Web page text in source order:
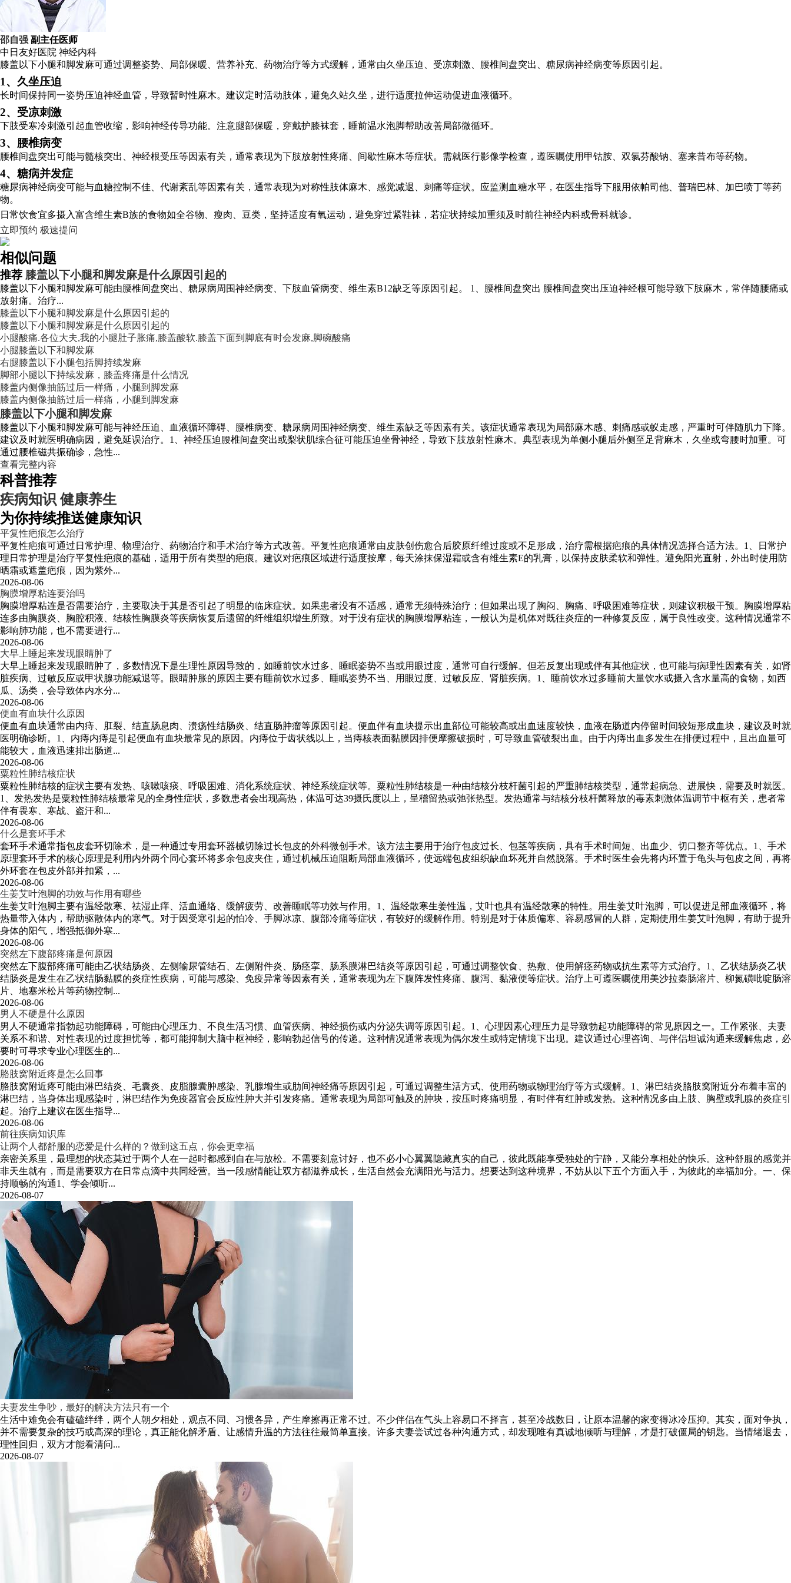
邵自强 副主任医师
中日友好医院 神经内科
膝盖以下小腿和脚发麻可通过调整姿势、局部保暖、营养补充、药物治疗等方式缓解，通常由久坐压迫、受凉刺激、腰椎间盘突出、糖尿病神经病变等原因引起。
1、久坐压迫
长时间保持同一姿势压迫神经血管，导致暂时性麻木。建议定时活动肢体，避免久站久坐，进行适度拉伸运动促进血液循环。
2、受凉刺激
下肢受寒冷刺激引起血管收缩，影响神经传导功能。注意腿部保暖，穿戴护膝袜套，睡前温水泡脚帮助改善局部微循环。
3、腰椎病变
腰椎间盘突出可能与髓核突出、神经根受压等因素有关，通常表现为下肢放射性疼痛、间歇性麻木等症状。需就医行影像学检查，遵医嘱使用甲钴胺、双氯芬酸钠、塞来昔布等药物。
4、糖病并发症
糖尿病神经病变可能与血糖控制不佳、代谢紊乱等因素有关，通常表现为对称性肢体麻木、感觉减退、刺痛等症状。应监测血糖水平，在医生指导下服用依帕司他、普瑞巴林、加巴喷丁等药
物。
日常饮食宜多摄入富含维生素B族的食物如全谷物、瘦肉、豆类，坚持适度有氧运动，避免穿过紧鞋袜，若症状持续加重须及时前往神经内科或骨科就诊。
立即预约 极速提问
相似问题
推荐 膝盖以下小腿和脚发麻是什么原因引起的
膝盖以下小腿和脚发麻可能由腰椎间盘突出、糖尿病周围神经病变、下肢血管病变、维生素B12缺乏等原因引起。 1、腰椎间盘突出 腰椎间盘突出压迫神经根可能导致下肢麻木，常伴随腰痛或
放射痛。治疗...
膝盖以下小腿和脚发麻是什么原因引起的
膝盖以下小腿和脚发麻是什么原因引起的
小腿酸痛.各位大夫,我的小腿肚子胀痛,膝盖酸软.膝盖下面到脚底有时会发麻,脚碗酸痛
小腿膝盖以下和脚发麻
右腿膝盖以下小腿包括脚持续发麻
脚部小腿以下持续发麻，膝盖疼痛是什么情况
膝盖内侧像抽筋过后一样痛，小腿到脚发麻
膝盖内侧像抽筋过后一样痛，小腿到脚发麻
膝盖以下小腿和脚发麻
膝盖以下小腿和脚发麻可能与神经压迫、血液循环障碍、腰椎病变、糖尿病周围神经病变、维生素缺乏等因素有关。该症状通常表现为局部麻木感、刺痛感或蚁走感，严重时可伴随肌力下降。
建议及时就医明确病因，避免延误治疗。1、神经压迫腰椎间盘突出或梨状肌综合征可能压迫坐骨神经，导致下肢放射性麻木。典型表现为单侧小腿后外侧至足背麻木，久坐或弯腰时加重。可
通过腰椎磁共振确诊，急性...
查看完整内容
科普推荐
疾病知识 健康养生
为你持续推送健康知识
平复性疤痕怎么治疗
平复性疤痕可通过日常护理、物理治疗、药物治疗和手术治疗等方式改善。平复性疤痕通常由皮肤创伤愈合后胶原纤维过度或不足形成，治疗需根据疤痕的具体情况选择合适方法。1、日常护
理日常护理是治疗平复性疤痕的基础，适用于所有类型的疤痕。建议对疤痕区域进行适度按摩，每天涂抹保湿霜或含有维生素E的乳膏，以保持皮肤柔软和弹性。避免阳光直射，外出时使用防
晒霜或遮盖疤痕，因为紫外...
2026-08-06
胸膜增厚粘连要治吗
胸膜增厚粘连是否需要治疗，主要取决于其是否引起了明显的临床症状。如果患者没有不适感，通常无须特殊治疗；但如果出现了胸闷、胸痛、呼吸困难等症状，则建议积极干预。胸膜增厚粘
连多由胸膜炎、胸腔积液、结核性胸膜炎等疾病恢复后遗留的纤维组织增生所致。对于没有症状的胸膜增厚粘连，一般认为是机体对既往炎症的一种修复反应，属于良性改变。这种情况通常不
影响肺功能，也不需要进行...
2026-08-06
大早上睡起来发现眼睛肿了
大早上睡起来发现眼睛肿了，多数情况下是生理性原因导致的，如睡前饮水过多、睡眠姿势不当或用眼过度，通常可自行缓解。但若反复出现或伴有其他症状，也可能与病理性因素有关，如肾
脏疾病、过敏反应或甲状腺功能减退等。眼睛肿胀的原因主要有睡前饮水过多、睡眠姿势不当、用眼过度、过敏反应、肾脏疾病。1、睡前饮水过多睡前大量饮水或摄入含水量高的食物，如西
瓜、汤类，会导致体内水分...
2026-08-06
便血有血块什么原因
便血有血块通常由内痔、肛裂、结直肠息肉、溃疡性结肠炎、结直肠肿瘤等原因引起。便血伴有血块提示出血部位可能较高或出血速度较快，血液在肠道内停留时间较短形成血块，建议及时就
医明确诊断。1、内痔内痔是引起便血有血块最常见的原因。内痔位于齿状线以上，当痔核表面黏膜因排便摩擦破损时，可导致血管破裂出血。由于内痔出血多发生在排便过程中，且出血量可
能较大，血液迅速排出肠道...
2026-08-06
粟粒性肺结核症状
粟粒性肺结核的症状主要有发热、咳嗽咳痰、呼吸困难、消化系统症状、神经系统症状等。粟粒性肺结核是一种由结核分枝杆菌引起的严重肺结核类型，通常起病急、进展快，需要及时就医。
1、发热发热是粟粒性肺结核最常见的全身性症状，多数患者会出现高热，体温可达39摄氏度以上，呈稽留热或弛张热型。发热通常与结核分枝杆菌释放的毒素刺激体温调节中枢有关，患者常
伴有畏寒、寒战、盗汗和...
2026-08-06
什么是套环手术
套环手术通常指包皮套环切除术，是一种通过专用套环器械切除过长包皮的外科微创手术。该方法主要用于治疗包皮过长、包茎等疾病，具有手术时间短、出血少、切口整齐等优点。1、手术
原理套环手术的核心原理是利用内外两个同心套环将多余包皮夹住，通过机械压迫阻断局部血液循环，使远端包皮组织缺血坏死并自然脱落。手术时医生会先将内环置于龟头与包皮之间，再将
外环套在包皮外部并扣紧，...
2026-08-06
生姜艾叶泡脚的功效与作用有哪些
生姜艾叶泡脚主要有温经散寒、祛湿止痒、活血通络、缓解疲劳、改善睡眠等功效与作用。1、温经散寒生姜性温，艾叶也具有温经散寒的特性。用生姜艾叶泡脚，可以促进足部血液循环，将
热量带入体内，帮助驱散体内的寒气。对于因受寒引起的怕冷、手脚冰凉、腹部冷痛等症状，有较好的缓解作用。特别是对于体质偏寒、容易感冒的人群，定期使用生姜艾叶泡脚，有助于提升
身体的阳气，增强抵御外寒...
2026-08-06
突然左下腹部疼痛是何原因
突然左下腹部疼痛可能由乙状结肠炎、左侧输尿管结石、左侧附件炎、肠痉挛、肠系膜淋巴结炎等原因引起，可通过调整饮食、热敷、使用解痉药物或抗生素等方式治疗。1、乙状结肠炎乙状
结肠炎是发生在乙状结肠黏膜的炎症性疾病，可能与感染、免疫异常等因素有关，通常表现为左下腹阵发性疼痛、腹泻、黏液便等症状。治疗上可遵医嘱使用美沙拉秦肠溶片、柳氮磺吡啶肠溶
片、地塞米松片等药物控制...
2026-08-06
男人不硬是什么原因
男人不硬通常指勃起功能障碍，可能由心理压力、不良生活习惯、血管疾病、神经损伤或内分泌失调等原因引起。1、心理因素心理压力是导致勃起功能障碍的常见原因之一。工作紧张、夫妻
关系不和谐、对性表现的过度担忧等，都可能抑制大脑中枢神经，影响勃起信号的传递。这种情况通常表现为偶尔发生或特定情境下出现。建议通过心理咨询、与伴侣坦诚沟通来缓解焦虑，必
要时可寻求专业心理医生的...
2026-08-06
胳肢窝附近疼是怎么回事
胳肢窝附近疼可能由淋巴结炎、毛囊炎、皮脂腺囊肿感染、乳腺增生或肋间神经痛等原因引起，可通过调整生活方式、使用药物或物理治疗等方式缓解。1、淋巴结炎胳肢窝附近分布着丰富的
淋巴结，当身体出现感染时，淋巴结作为免疫器官会反应性肿大并引发疼痛。通常表现为局部可触及的肿块，按压时疼痛明显，有时伴有红肿或发热。这种情况多由上肢、胸壁或乳腺的炎症引
起。治疗上建议在医生指导...
2026-08-06
前往疾病知识库
让两个人都舒服的恋爱是什么样的？做到这五点，你会更幸福
亲密关系里，最理想的状态莫过于两个人在一起时都感到自在与放松。不需要刻意讨好，也不必小心翼翼隐藏真实的自己，彼此既能享受独处的宁静，又能分享相处的快乐。这种舒服的感觉并
非天生就有，而是需要双方在日常点滴中共同经营。当一段感情能让双方都滋养成长，生活自然会充满阳光与活力。想要达到这种境界，不妨从以下五个方面入手，为彼此的幸福加分。一、保
持顺畅的沟通1、学会倾听...
2026-08-07
夫妻发生争吵，最好的解决方法只有一个
生活中难免会有磕磕绊绊，两个人朝夕相处，观点不同、习惯各异，产生摩擦再正常不过。不少伴侣在气头上容易口不择言，甚至冷战数日，让原本温馨的家变得冰冷压抑。其实，面对争执，
并不需要复杂的技巧或高深的理论，真正能化解矛盾、让感情升温的方法往往最简单直接。许多夫妻尝试过各种沟通方式，却发现唯有真诚地倾听与理解，才是打破僵局的钥匙。当情绪退去，
理性回归，双方才能看清问...
2026-08-07